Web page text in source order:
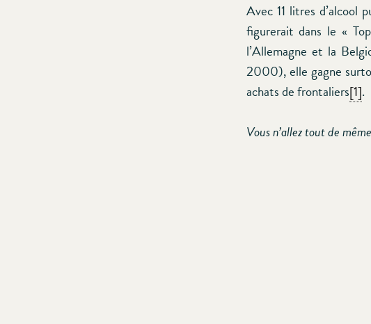
Avec 11 litres d’alcool
figurerait dans le «
l’Allemagne et la
2000), elle gagne
achats de frontaliers[1].
Vous n’allez tout de